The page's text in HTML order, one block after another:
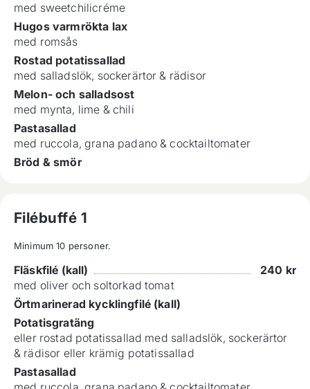
med sweetchilicréme
Hugos varmrökta lax
med romsås
Rostad potatissallad
med salladslök, sockerärtor & rädisor
Melon- och salladsost
med mynta, lime & chili
Pastasallad
med ruccola, grana padano & cocktailtomater
Bröd & smör
Filébuffé 1
Minimum 10 personer.
Fläskfilé (kall) 240 kr
med oliver och soltorkad tomat
Örtmarinerad kycklingfilé (kall)
Potatisgratäng
eller rostad potatissallad med salladslök, sockerärtor
& rädisor eller krämig potatissallad
Pastasallad